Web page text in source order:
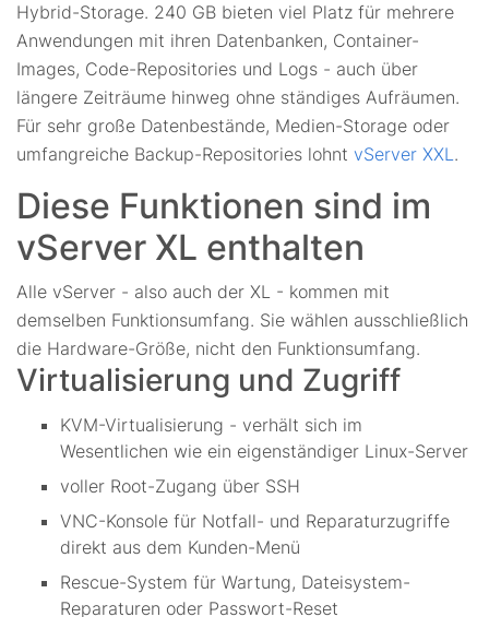
Hybrid-Storage. 240 GB bieten viel Platz für mehrere
Anwendungen mit ihren Datenbanken, Container-
Images, Code-Repositories und Logs - auch über
längere Zeiträume hinweg ohne ständiges Aufräumen.
Für sehr große Datenbestände, Medien-Storage oder
umfangreiche Backup-Repositories lohnt vServer XXL.
Diese Funktionen sind im
vServer XL enthalten
Alle vServer - also auch der XL - kommen mit
demselben Funktionsumfang. Sie wählen ausschließlich
die Hardware-Größe, nicht den Funktionsumfang.
Virtualisierung und Zugriff
KVM-Virtualisierung - verhält sich im
Wesentlichen wie ein eigenständiger Linux-Server
voller Root-Zugang über SSH
VNC-Konsole für Notfall- und Reparaturzugriffe
direkt aus dem Kunden-Menü
Rescue-System für Wartung, Dateisystem-
Reparaturen oder Passwort-Reset